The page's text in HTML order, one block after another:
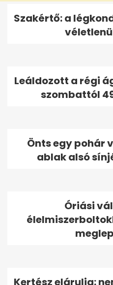
Szakértő: a
Leáldozott a régi
szombattól
Önts egy pohár
ablak alsó
Óriási
Kertész elárulja: